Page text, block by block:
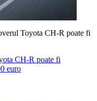
Toyota CH-R poate fi
CH-R poate fi
euro